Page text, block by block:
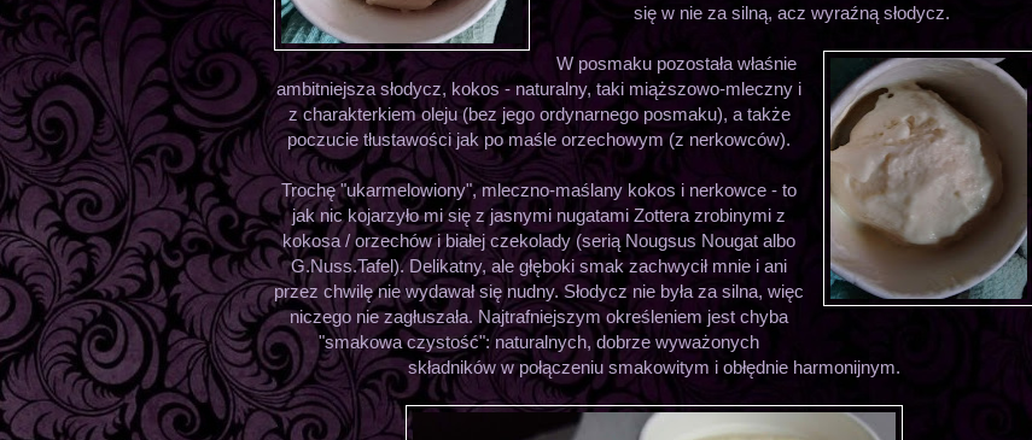
się w nie za silną, acz wyraźną słodycz.
W posmaku pozostała właśnie
ambitniejsza słodycz, kokos - naturalny, taki miąższowo-mleczny i
z charakterkiem oleju (bez jego ordynarnego posmaku), a także
poczucie tłustawości jak po maśle orzechowym (z nerkowców).
Trochę "ukarmelowiony", mleczno-maślany kokos i nerkowce - to
jak nic kojarzyło mi się z jasnymi nugatami Zottera zrobinymi z
kokosa / orzechów i białej czekolady (serią Nougsus Nougat albo
G.Nuss.Tafel). Delikatny, ale głęboki smak zachwycił mnie i ani
przez chwilę nie wydawał się nudny. Słodycz nie była za silna, więc
niczego nie zagłuszała. Najtrafniejszym określeniem jest chyba
"smakowa czystość": naturalnych, dobrze wyważonych
składników w połączeniu smakowitym i obłędnie harmonijnym.